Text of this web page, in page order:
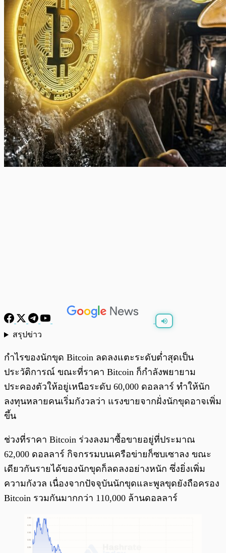
สรุปข่าว
กำไรของนักขุด Bitcoin ลดลงแตะระดับต่ำสุดเป็น
ประวัติการณ์ ขณะที่ราคา Bitcoin ก็กำลังพยายาม
ประคองตัวให้อยู่เหนือระดับ 60,000 ดอลลาร์ ทำให้นัก
ลงทุนหลายคนเริ่มกังวลว่า แรงขายจากฝั่งนักขุดอาจเพิ่ม
ขึ้น
ช่วงที่ราคา Bitcoin ร่วงลงมาซื้อขายอยู่ที่ประมาณ
62,000 ดอลลาร์ กิจกรรมบนเครือข่ายก็ซบเซาลง ขณะ
เดียวกันรายได้ของนักขุดก็ลดลงอย่างหนัก ซึ่งยิ่งเพิ่ม
ความกังวล เนื่องจากปัจจุบันนักขุดและพูลขุดยังถือครอง
Bitcoin รวมกันมากกว่า 110,000 ล้านดอลลาร์